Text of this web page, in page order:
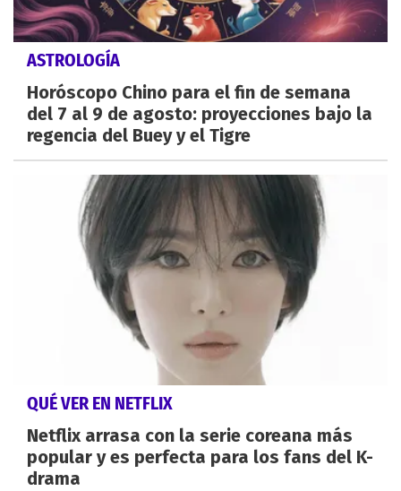
ASTROLOGÍA
Horóscopo Chino para el fin de semana
del 7 al 9 de agosto: proyecciones bajo la
regencia del Buey y el Tigre
QUÉ VER EN NETFLIX
Netflix arrasa con la serie coreana más
popular y es perfecta para los fans del K-
drama